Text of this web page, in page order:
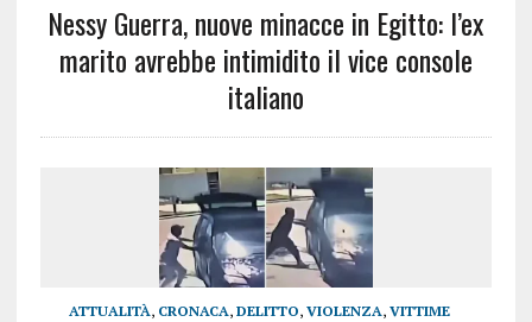
Nessy Guerra, nuove minacce in Egitto: l’ex
marito avrebbe intimidito il vice console
italiano
ATTUALITÀ, CRONACA,DELITTO,VIOLENZA,VITTIME